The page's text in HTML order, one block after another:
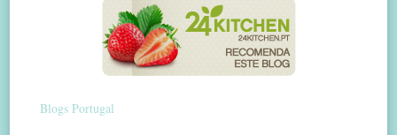
Blogs Portugal